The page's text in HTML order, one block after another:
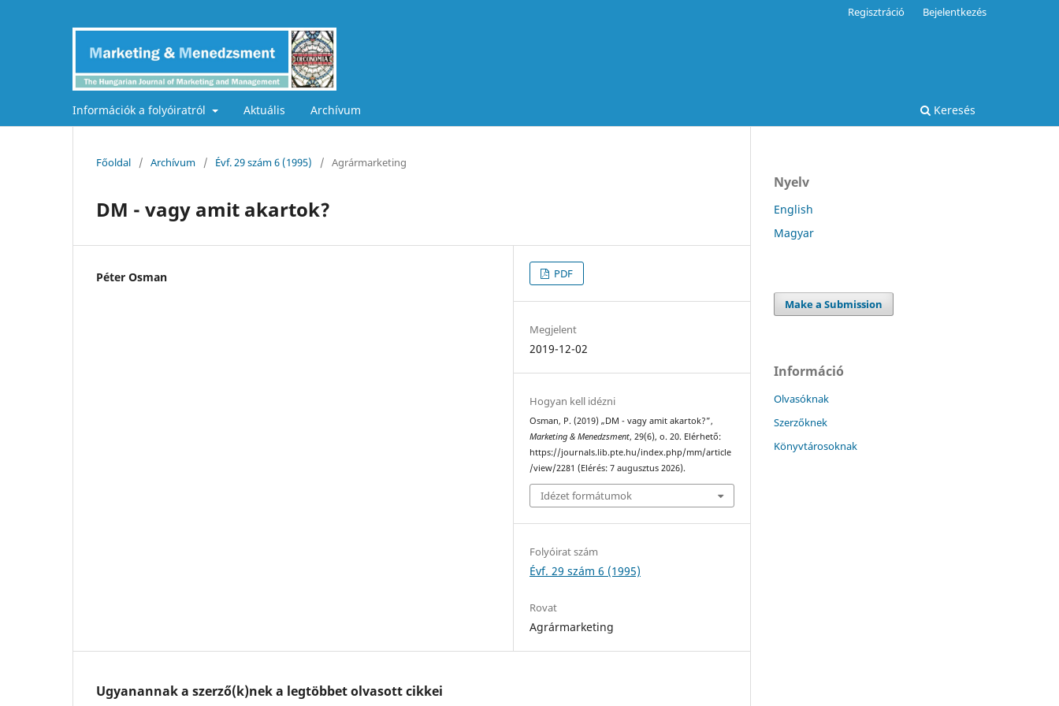
Információk a folyóiratról Aktuális Archívum Keresés
Regisztráció Bejelentkezés
Főoldal / Archívum / Évf. 29 szám 6 (1995) / Agrármarketing
DM - vagy amit akartok?
Péter Osman PDF
Megjelent
2019-12-02
Hogyan kell idézni
Osman, P. (2019) „DM - vagy amit akartok?”,
Marketing & Menedzsment, 29(6), o. 20. Elérhető:
https://journals.lib.pte.hu/index.php/mm/article
/view/2281 (Elérés: 7 augusztus 2026).
Idézet formátumok
Folyóirat szám
Évf. 29 szám 6 (1995)
Rovat
Agrármarketing
Ugyanannak a szerző(k)nek a legtöbbet olvasott cikkei
Nyelv
English
Magyar
Make a Submission
Információ
Olvasóknak
Szerzőknek
Könyvtárosoknak